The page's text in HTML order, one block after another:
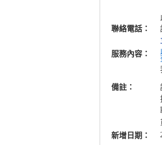
聯絡電話：
服務內容：
備註：
新增日期：